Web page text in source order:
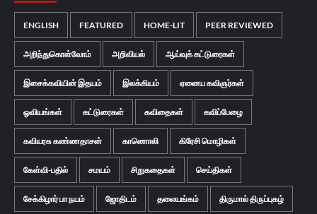
ENGLISH FEATURED HOME-LIT PEER REVIEWED
அறிந்துகொள்வோம் அறிவியல் ஆய்வுக் கட்டுரைகள்
இசைக்கவியின் இதயம் இலக்கியம் ஏனைய கவிஞர்கள்
ஓவியங்கள் கட்டுரைகள் கவிதைகள் கவிப்பேழை
கவியரசு கண்ணதாசன் காணொலி கிரேசி மொழிகள்
கேள்வி-பதில் சமயம் சிறுகதைகள் செய்திகள்
சேக்கிழார் பா நயம் ஜோதிடம் தலையங்கம் திருமால் திருப்புகழ்